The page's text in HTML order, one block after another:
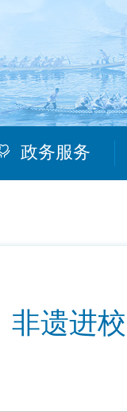
政务服务
非遗进